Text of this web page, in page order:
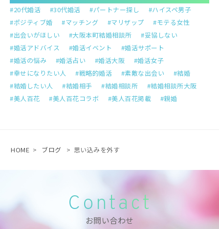
20代婚活 30代婚活 パートナー探し
ハイスペ男子
ポジティブ婚
マッチング マリザップ
モテる女性
出会いがほしい
大阪本町結婚相談所
妥協しない
婚活アドバイス
婚活イベント
婚活サポート
婚活の悩み
婚活占い 婚活大阪
婚活女子
幸せになりたい人
戦略的婚活 素敵な出会い
結婚
結婚したい人
結婚相手 結婚相談所
結婚相談所大阪
美人百花
美人百花コラボ 美人百花掲載 親婚
HOME > ブログ > 思い込みを外す
Contact
お問い合わせ